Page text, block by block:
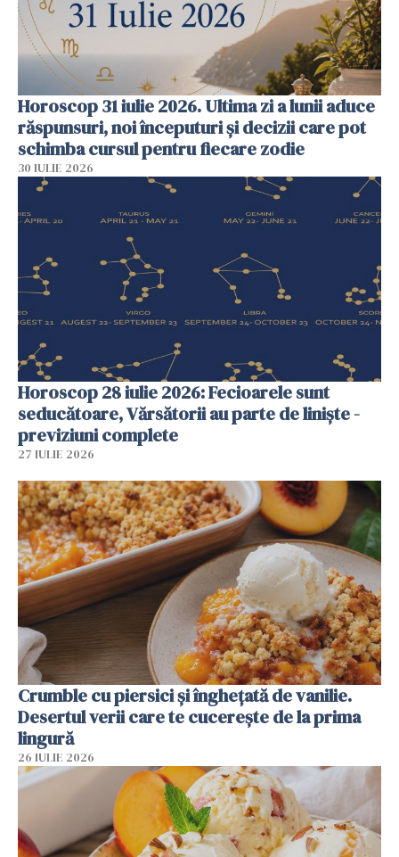
Horoscop 31 iulie 2026. Ultima zi a lunii aduce
răspunsuri, noi începuturi și decizii care pot
schimba cursul pentru fiecare zodie
30 IULIE 2026
Horoscop 28 iulie 2026: Fecioarele sunt
seducătoare, Vărsătorii au parte de liniște -
previziuni complete
27 IULIE 2026
Crumble cu piersici și înghețată de vanilie.
Desertul verii care te cucerește de la prima
lingură
26 IULIE 2026